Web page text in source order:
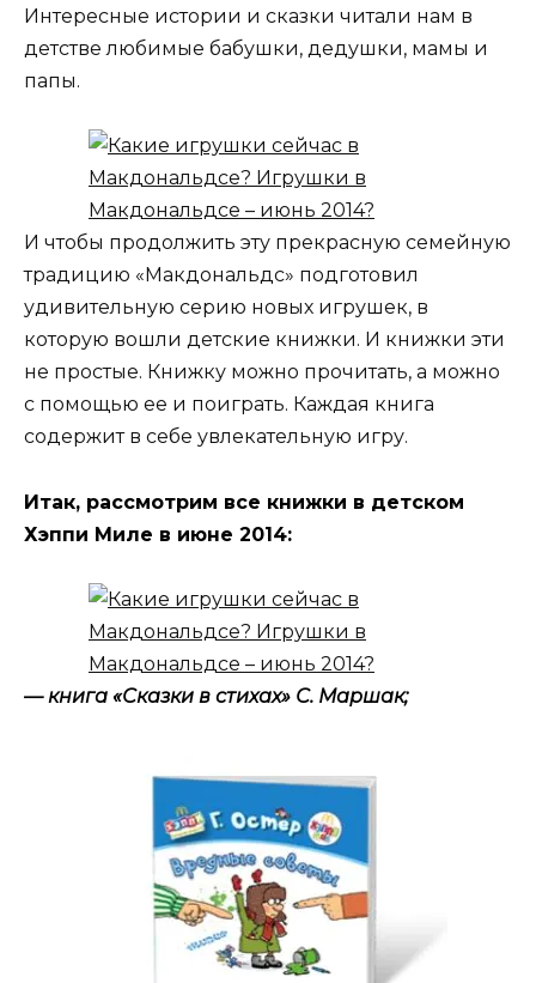
Интересные истории и сказки читали нам в
детстве любимые бабушки, дедушки, мамы и
папы.
И чтобы продолжить эту прекрасную семейную
традицию «Макдональдс» подготовил
удивительную серию новых игрушек, в
которую вошли детские книжки. И книжки эти
не простые. Книжку можно прочитать, а можно
с помощью ее и поиграть. Каждая книга
содержит в себе увлекательную игру.
Итак, рассмотрим все книжки в детском
Хэппи Миле в июне 2014:
— книга «Сказки в стихах» С. Маршак;